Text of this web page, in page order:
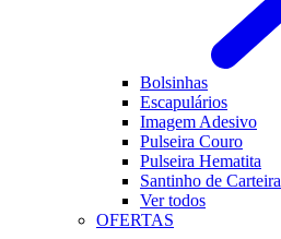
Bolsinhas
Escapulários
Imagem Adesivo
Pulseira Couro
Pulseira Hematita
Santinho de Carteira
Ver todos
OFERTAS